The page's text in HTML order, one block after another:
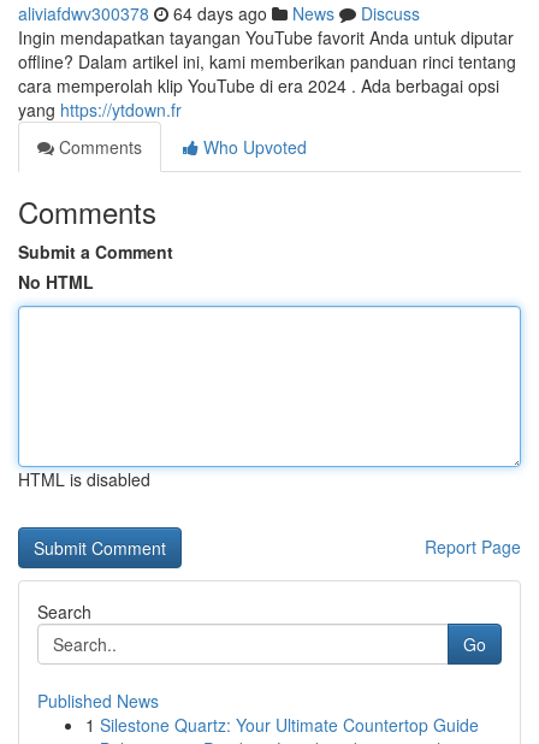
aliviafdwv300378 64 days ago News
Discuss
Ingin mendapatkan tayangan YouTube favorit Anda untuk diputar
offline? Dalam artikel ini, kami memberikan panduan rinci tentang
cara memperolah klip YouTube di era 2024 . Ada berbagai opsi
yang https://ytdown.fr
Comments
Who Upvoted
Comments
Submit a Comment
No HTML
HTML is disabled
Report Page
Search
Go
Published News
1 Silestone Quartz: Your Ultimate Countertop Guide